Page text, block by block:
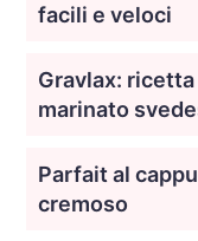
facili e veloci
Gravlax:
marinato
Parfait al
cremoso